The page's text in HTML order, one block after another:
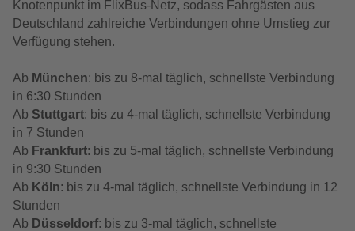
Knotenpunkt im FlixBus-Netz, sodass Fahrgästen aus
Deutschland zahlreiche Verbindungen ohne Umstieg zur
Verfügung stehen.
Ab München: bis zu 8-mal täglich, schnellste Verbindung
in 6:30 Stunden
Ab Stuttgart: bis zu 4-mal täglich, schnellste Verbindung
in 7 Stunden
Ab Frankfurt: bis zu 5-mal täglich, schnellste Verbindung
in 9:30 Stunden
Ab Köln: bis zu 4-mal täglich, schnellste Verbindung in 12
Stunden
Ab Düsseldorf: bis zu 3-mal täglich, schnellste